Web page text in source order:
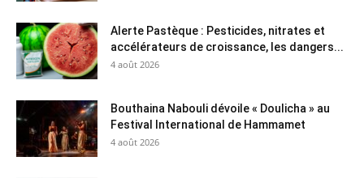
Alerte Pastèque : Pesticides, nitrates et
accélérateurs de croissance, les dangers...
4 août 2026
Bouthaina Nabouli dévoile « Doulicha » au
Festival International de Hammamet
4 août 2026